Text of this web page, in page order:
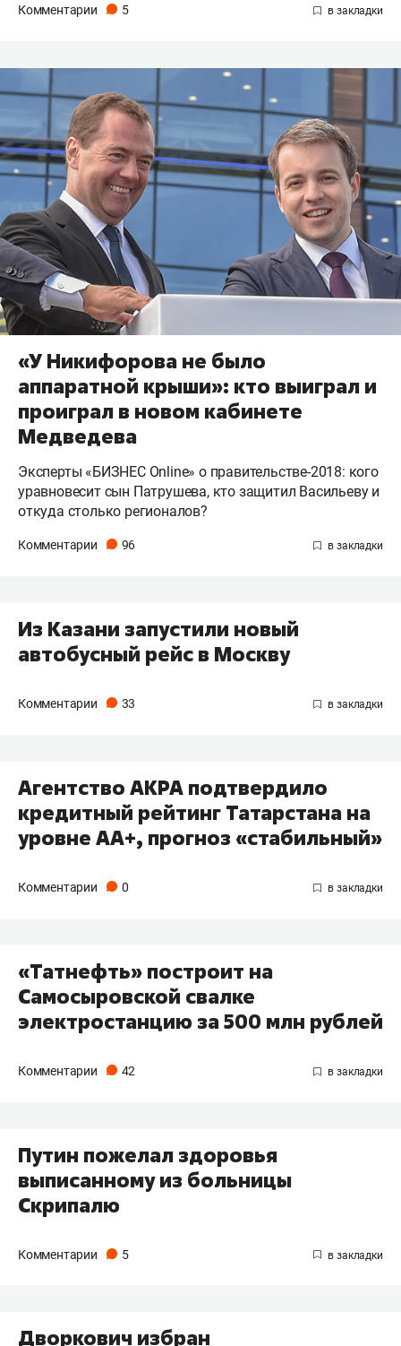
Комментарии 5
«У Никифорова не было
аппаратной крыши»: кто выиграл и
проиграл в новом кабинете
Медведева
Эксперты «БИЗНЕС Online» о правительстве-2018: кого
уравновесит сын Патрушева, кто защитил Васильеву и
откуда столько регионалов?
Комментарии 96
Из Казани запустили новый
автобусный рейс в Москву
Комментарии 33
Агентство АКРА подтвердило
кредитный рейтинг Татарстана на
уровне AA+, прогноз «стабильный»
Комментарии 0
«Татнефть» построит на
Самосыровской свалке
электростанцию за 500 млн рублей
Комментарии 42
Путин пожелал здоровья
выписанному из больницы
Скрипалю
Комментарии 5
Дворкович избран